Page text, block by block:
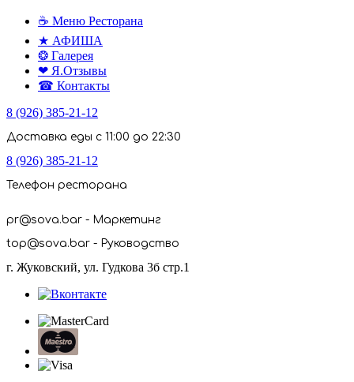
☕ Меню Ресторана
★ АФИША
❂ Галерея
❤ Я.Отзывы
☎ Контакты
8 (926) 385-21-12
Доставка еды с 11:00 до 22:30
8 (926) 385-21-12
Телефон ресторана
pr@sova.bar - Маркетинг
top@sova.bar - Руководство
г. Жуковский, ул. Гудкова 3б стр.1